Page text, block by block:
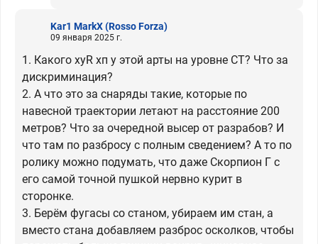
Kar1 MarkX(Rosso Forza)
09 января 2025 г.
1. Какого хуR хп у этой арты на уровне СТ? Что за
дискриминация?
2. А что это за снаряды такие, которые по
навесной траектории летают на расстояние 200
метров? Что за очередной высер от разрабов? И
что там по разбросу с полным сведением? А то по
ролику можно подумать, что даже Скорпион Г с
его самой точной пушкой нервно курит в
сторонке.
3. Берём фугасы со станом, убираем им стан, а
вместо стана добавляем разброс осколков, чтобы